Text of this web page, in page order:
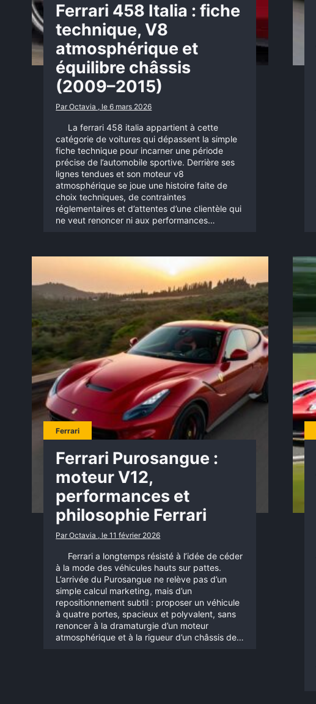
Ferrari 458 Italia : fiche
technique, V8
atmosphérique et
équilibre châssis
(2009–2015)
Par Octavia , le 6 mars 2026
La ferrari 458 italia appartient à cette
catégorie de voitures qui dépassent la simple
fiche technique pour incarner une période
précise de l’automobile sportive. Derrière ses
lignes tendues et son moteur v8
atmosphérique se joue une histoire faite de
choix techniques, de contraintes
réglementaires et d’attentes d’une clientèle qui
ne veut renoncer ni aux performances…
Ferrari
Ferrari Purosangue :
moteur V12,
performances et
philosophie Ferrari
Par Octavia , le 11 février 2026
Ferrari a longtemps résisté à l’idée de céder
à la mode des véhicules hauts sur pattes.
L’arrivée du Purosangue ne relève pas d’un
simple calcul marketing, mais d’un
repositionnement subtil : proposer un véhicule
à quatre portes, spacieux et polyvalent, sans
renoncer à la dramaturgie d’un moteur
atmosphérique et à la rigueur d’un châssis de…